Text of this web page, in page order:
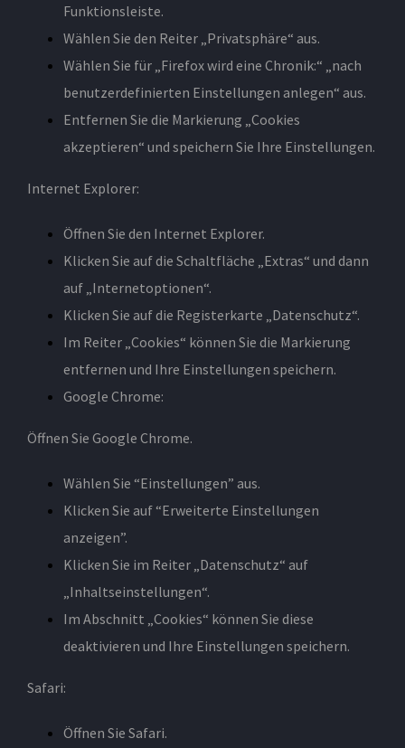
Funktionsleiste.
Wählen Sie den Reiter „Privatsphäre“ aus.
Wählen Sie für „Firefox wird eine Chronik:“ „nach
benutzerdefinierten Einstellungen anlegen“ aus.
Entfernen Sie die Markierung „Cookies
akzeptieren“ und speichern Sie Ihre Einstellungen.
Internet Explorer:
Öffnen Sie den Internet Explorer.
Klicken Sie auf die Schaltfläche „Extras“ und dann
auf „Internetoptionen“.
Klicken Sie auf die Registerkarte „Datenschutz“.
Im Reiter „Cookies“ können Sie die Markierung
entfernen und Ihre Einstellungen speichern.
Google Chrome:
Öffnen Sie Google Chrome.
Wählen Sie “Einstellungen” aus.
Klicken Sie auf “Erweiterte Einstellungen
anzeigen”.
Klicken Sie im Reiter „Datenschutz“ auf
„Inhaltseinstellungen“.
Im Abschnitt „Cookies“ können Sie diese
deaktivieren und Ihre Einstellungen speichern.
Safari:
Öffnen Sie Safari.